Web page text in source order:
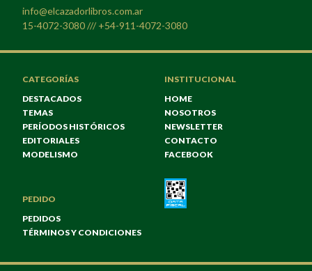
info@elcazadorlibros.com.ar
15-4072-3080 /// +54-911-4072-3080
CATEGORÍAS
DESTACADOS
TEMAS
PERÍODOS HISTÓRICOS
EDITORIALES
MODELISMO
INSTITUCIONAL
HOME
NOSOTROS
NEWSLETTER
CONTACTO
FACEBOOK
PEDIDO
PEDIDOS
TÉRMINOS Y CONDICIONES